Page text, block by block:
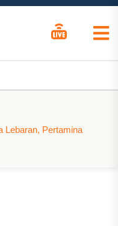
Lebaran, Pertamina